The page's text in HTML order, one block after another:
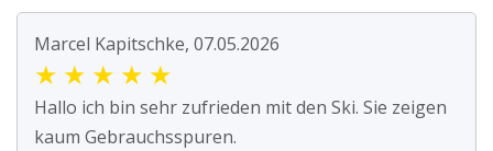
Marcel Kapitschke, 07.05.2026
★ ★ ★ ★ ★
Hallo ich bin sehr zufrieden mit den Ski. Sie zeigen
kaum Gebrauchsspuren.